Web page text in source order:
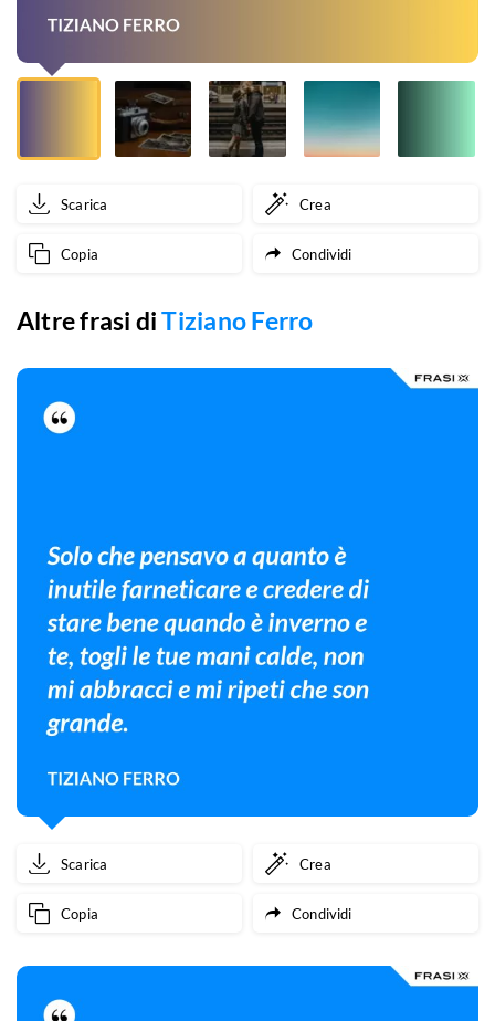
giorni
dapprima
lontani
saranno
anni.
Scarica Crea
Copia Condividi
Altre frasi diTiziano Ferro
Scarica Crea
Copia Condividi